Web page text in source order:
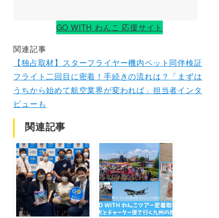
GO WITH わんこ 応援サイト
関連記事
【独占取材】スターフライヤー機内ペット同伴検証
フライト二回目に密着！手続きの流れは？「まずは
うちから始めて航空業界が変われば」担当者インタ
ビューも
関連記事